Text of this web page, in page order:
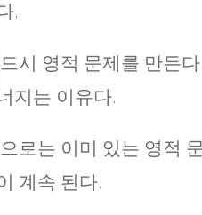
.
시 영적 문제를 만든
지는 이유다.
로는 이미 있는 영적
계속 된다.